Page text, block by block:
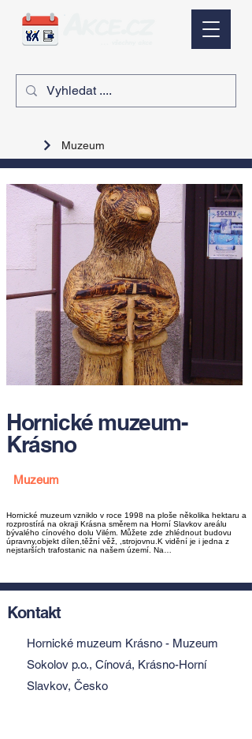
Muzeum
Hornické muzeum-
Krásno
Muzeum
Hornické muzeum vzniklo v roce 1998 na ploše několika hektaru a
rozprostírá na okraji Krásna směrem na Horní Slavkov areálu
bývalého cínového dolu Vilém. Můžete zde zhlédnout budovu
úpravny,objekt dílen,těžní věž, ,strojovnu.K vidění je i jedna z
nejstarších trafostanic na našem území. Na…
Kontakt
Hornické muzeum Krásno - Muzeum
Sokolov p.o., Cínová, Krásno-Horní
Slavkov, Česko